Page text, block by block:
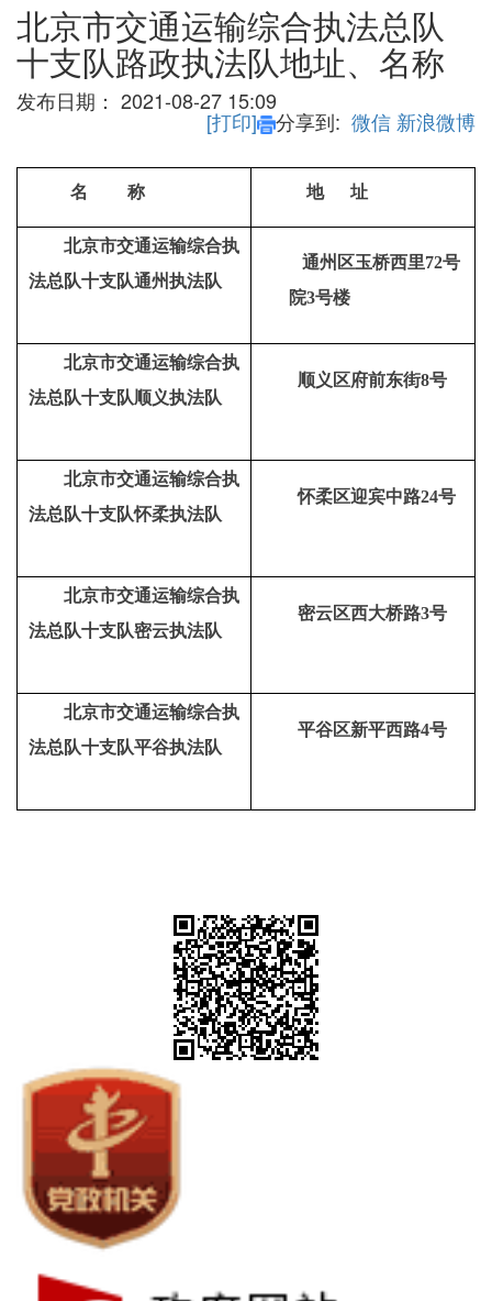
北京市交通运输综合执法总队
十支队路政执法队地址、名称
发布日期： 2021-08-27 15:09
[打印] 分享到: 微信 新浪微博
名 称 地 址
北京市交通运输综合执
法总队十支队通州执法队
通州区玉桥西里72号
院3号楼
北京市交通运输综合执
法总队十支队顺义执法队
顺义区府前东街8号
北京市交通运输综合执
法总队十支队怀柔执法队
怀柔区迎宾中路24号
北京市交通运输综合执
法总队十支队密云执法队
密云区西大桥路3号
北京市交通运输综合执
法总队十支队平谷执法队
平谷区新平西路4号